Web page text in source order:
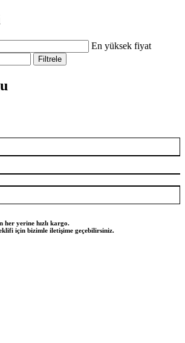
En yüksek fiyat
Filtrele
her yerine hızlı kargo.
için bizimle iletişime geçebilirsiniz.